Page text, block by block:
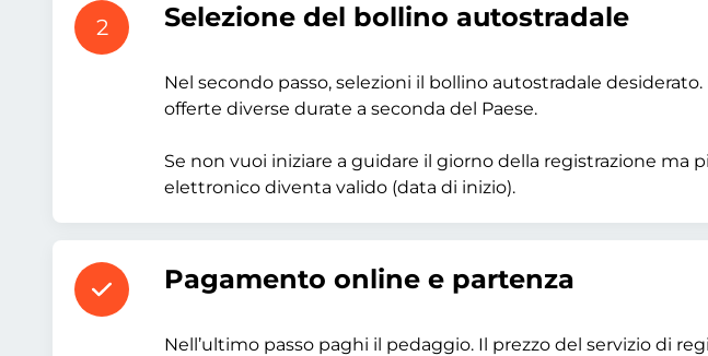
2 Selezione del bollino autostradale
Nel secondo passo, selezioni il bollino autostradale
offerte diverse durate a seconda del Paese.
Se non vuoi iniziare a guidare il giorno della registrazione ma
elettronico diventa valido (data di inizio).
Pagamento online e partenza
Nell’ultimo passo paghi il pedaggio. Il prezzo del servizio di